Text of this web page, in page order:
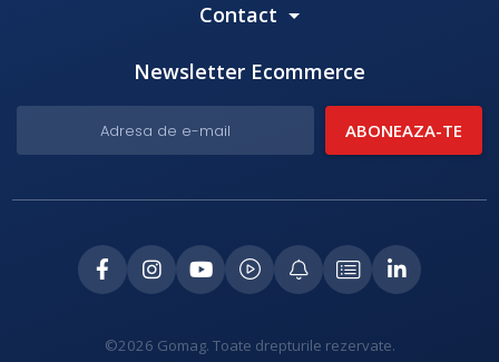
Contact
Newsletter Ecommerce
©2026 Gomag. Toate drepturile rezervate.